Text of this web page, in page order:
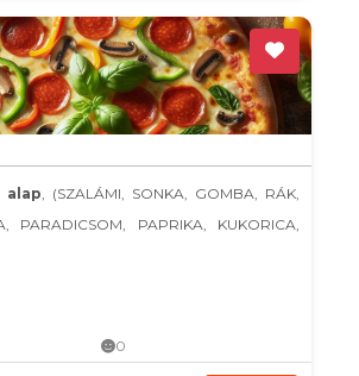
alap, (SZALÁMI, SONKA, GOMBA, RÁK,
PARADICSOM, PAPRIKA, KUKORICA,
0